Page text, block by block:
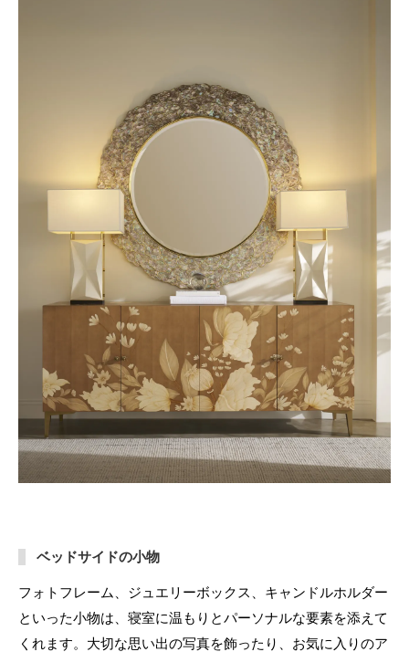
ベッドサイドの小物
フォトフレーム、ジュエリーボックス、キャンドルホルダー
といった小物は、寝室に温もりとパーソナルな要素を添えて
くれます。大切な思い出の写真を飾ったり、お気に入りのア